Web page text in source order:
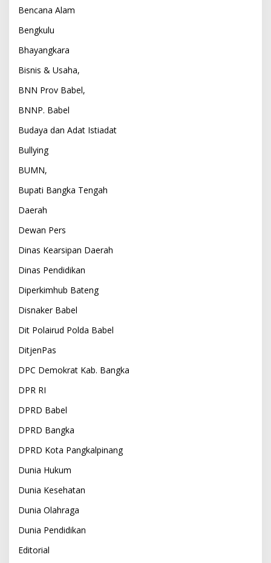
Bencana Alam
Bengkulu
Bhayangkara
Bisnis & Usaha,
BNN Prov Babel,
BNNP. Babel
Budaya dan Adat Istiadat
Bullying
BUMN,
Bupati Bangka Tengah
Daerah
Dewan Pers
Dinas Kearsipan Daerah
Dinas Pendidikan
Diperkimhub Bateng
Disnaker Babel
Dit Polairud Polda Babel
DitjenPas
DPC Demokrat Kab. Bangka
DPR RI
DPRD Babel
DPRD Bangka
DPRD Kota Pangkalpinang
Dunia Hukum
Dunia Kesehatan
Dunia Olahraga
Dunia Pendidikan
Editorial